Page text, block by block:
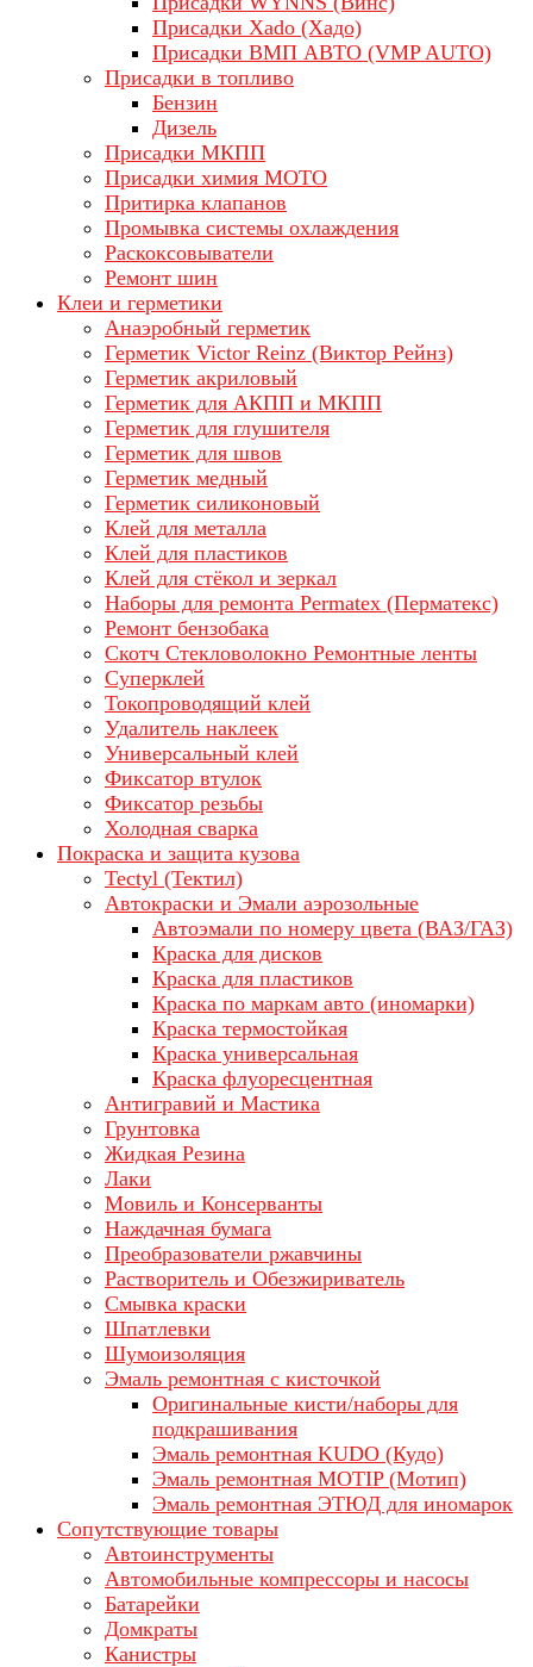
Присадки Xado (Хадо)
Присадки ВМП АВТО (VMP AUTO)
Присадки в топливо
Бензин
Дизель
Присадки МКПП
Присадки химия МОТО
Притирка клапанов
Промывка системы охлаждения
Раскоксовыватели
Ремонт шин
Клеи и герметики
Анаэробный герметик
Герметик Victor Reinz (Виктор Рейнз)
Герметик акриловый
Герметик для АКПП и МКПП
Герметик для глушителя
Герметик для швов
Герметик медный
Герметик силиконовый
Клей для металла
Клей для пластиков
Клей для стёкол и зеркал
Наборы для ремонта Permatex (Перматекс)
Ремонт бензобака
Скотч Стекловолокно Ремонтные ленты
Суперклей
Токопроводящий клей
Удалитель наклеек
Универсальный клей
Фиксатор втулок
Фиксатор резьбы
Холодная сварка
Покраска и защита кузова
Tectyl (Тектил)
Автокраски и Эмали аэрозольные
Автоэмали по номеру цвета (ВАЗ/ГАЗ)
Краска для дисков
Краска для пластиков
Краска по маркам авто (иномарки)
Краска термостойкая
Краска универсальная
Краска флуоресцентная
Антигравий и Мастика
Грунтовка
Жидкая Резина
Лаки
Мовиль и Консерванты
Наждачная бумага
Преобразователи ржавчины
Растворитель и Обезжириватель
Смывка краски
Шпатлевки
Шумоизоляция
Эмаль ремонтная с кисточкой
Оригинальные кисти/наборы для
подкрашивания
Эмаль ремонтная KUDO (Кудо)
Эмаль ремонтная MOTIP (Мотип)
Эмаль ремонтная ЭТЮД для иномарок
Сопутствующие товары
Автоинструменты
Автомобильные компрессоры и насосы
Батарейки
Домкраты
Канистры